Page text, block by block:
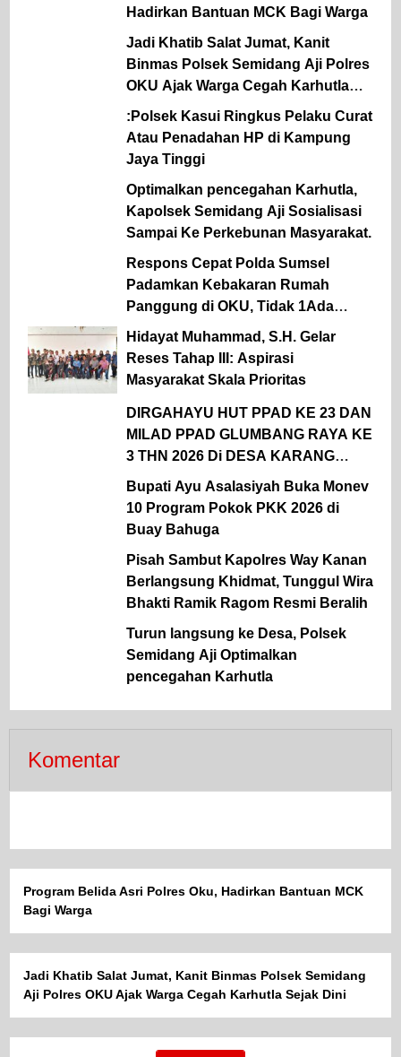
Hadirkan Bantuan MCK Bagi Warga
Jadi Khatib Salat Jumat, Kanit
Binmas Polsek Semidang Aji Polres
OKU Ajak Warga Cegah Karhutla
Sejak Dini
:Polsek Kasui Ringkus Pelaku Curat
Atau Penadahan HP di Kampung
Jaya Tinggi
Optimalkan pencegahan Karhutla,
Kapolsek Semidang Aji Sosialisasi
Sampai Ke Perkebunan Masyarakat.
Respons Cepat Polda Sumsel
Padamkan Kebakaran Rumah
Panggung di OKU, Tidak 1Ada
Korban Jiwa
Hidayat Muhammad, S.H. Gelar
Reses Tahap III: Aspirasi
DIRGAHAYU HUT PPAD KE 23 DAN
MILAD PPAD GLUMBANG RAYA KE
3 THN 2026 Di DESA KARANG
ENDAH KAB MUARA ENIM
Bupati Ayu Asalasiyah Buka Monev
10 Program Pokok PKK 2026 di
Buay Bahuga
Pisah Sambut Kapolres Way Kanan
Berlangsung Khidmat, Tunggul Wira
Bhakti Ramik Ragom Resmi Beralih
Turun langsung ke Desa, Polsek
Semidang Aji Optimalkan
pencegahan Karhutla
Komentar
Program Belida Asri Polres Oku, Hadirkan Bantuan MCK
Bagi Warga
Jadi Khatib Salat Jumat, Kanit Binmas Polsek Semidang
Aji Polres OKU Ajak Warga Cegah Karhutla Sejak Dini